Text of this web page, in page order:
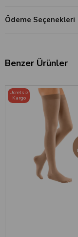
Ödeme Seçenekleri
Benzer Ürünler
Ücretsiz
Kargo